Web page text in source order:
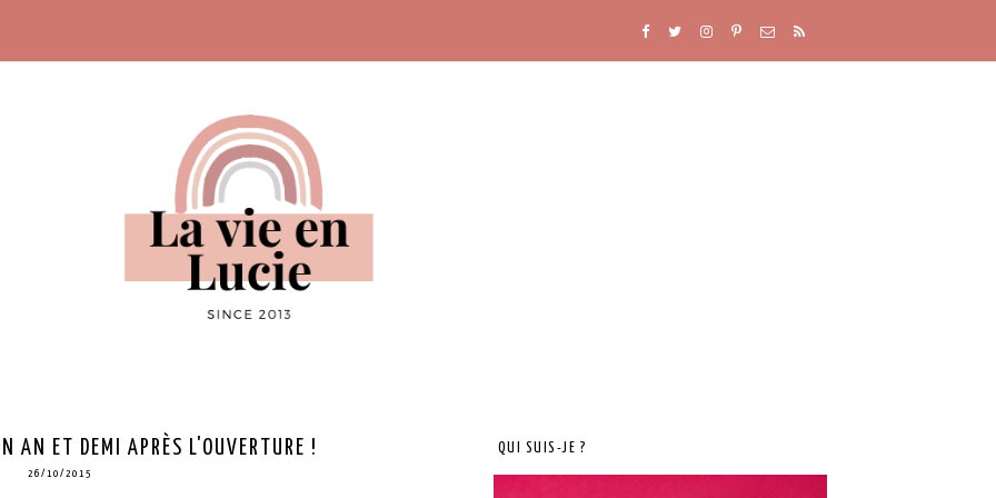
AN ET DEMI APRÈS L'OUVERTURE !
26/10/2015
QUI SUIS-JE ?